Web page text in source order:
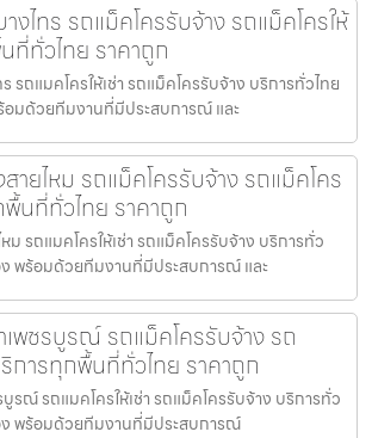
างไทร รถแม็คโครรับจ้าง รถแม็คโครให้
ที่ทั่วไทย ราคาถูก
ร รถแมคโครให้เช่า รถแม็คโครรับจ้าง บริการทั่วไทย
อมด้วยทีมงานที่มีประสบการณ์ และ
ายไหม รถแม็คโครรับจ้าง รถแม็คโคร
พื้นที่ทั่วไทย ราคาถูก
ม รถแมคโครให้เช่า รถแม็คโครรับจ้าง บริการทั่ว
ง พร้อมด้วยทีมงานที่มีประสบการณ์ และ
เพชรบูรณ์ รถแม็คโครรับจ้าง รถ
ริการทุกพื้นที่ทั่วไทย ราคาถูก
บูรณ์ รถแมคโครให้เช่า รถแม็คโครรับจ้าง บริการทั่ว
ง พร้อมด้วยทีมงานที่มีประสบการณ์